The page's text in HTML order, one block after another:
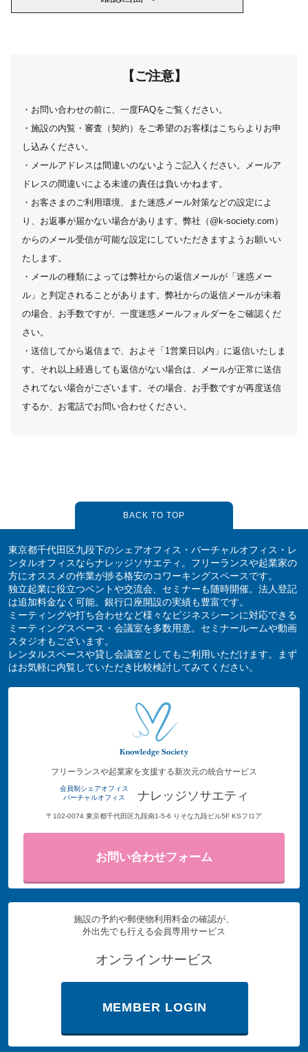
【ご注意】
・お問い合わせの前に、一度FAQをご覧ください。
・施設の内覧・審査（契約）をご希望のお客様はこちらよりお申
し込みください。
・メールアドレスは間違いのないようご記入ください。メールア
ドレスの間違いによる未達の責任は負いかねます。
・お客さまのご利用環境、また迷惑メール対策などの設定によ
り、お返事が届かない場合があります。弊社（@k-society.com）
からのメール受信が可能な設定にしていただきますようお願いい
たします。
・メールの種類によっては弊社からの返信メールが「迷惑メー
ル」と判定されることがあります。弊社からの返信メールが未着
の場合、お手数ですが、一度迷惑メールフォルダーをご確認くだ
さい。
・送信してから返信まで、およそ「1営業日以内」に返信いたしま
す。それ以上経過しても返信がない場合は、メールが正常に送信
されてない場合がございます。その場合、お手数ですが再度送信
するか、お電話でお問い合わせください。
BACK TO TOP
東京都千代田区九段下のシェアオフィス・バーチャルオフィス・レ
ンタルオフィスならナレッジソサエティ。フリーランスや起業家の
方にオススメの作業が捗る格安のコワーキングスペースです。
独立起業に役立つベントや交流会、セミナーも随時開催。法人登記
は追加料金なく可能。銀行口座開設の実績も豊富です。
ミーティングや打ち合わせなど様々なビジネスシーンに対応できる
ミーティングスペース・会議室を多数用意。セミナールームや動画
スタジオもございます。
レンタルスペースや貸し会議室としてもご利用いただけます。まず
はお気軽に内覧していただき比較検討してみてください。
フリーランスや起業家を支援する新次元の統合サービス
会員制シェアオフィス
バーチャルオフィス
ナレッジソサエティ
〒102-0074 東京都千代田区九段南1-5-6 りそな九段ビル5F KSフロア
お問い合わせフォーム
施設の予約や郵便物利用料金の確認が、
外出先でも行える会員専用サービス
オンラインサービス
MEMBER LOGIN